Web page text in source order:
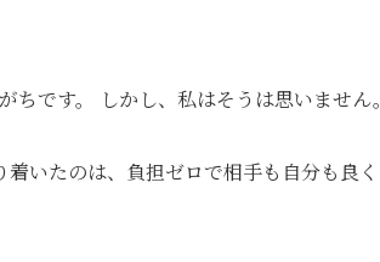
です。 しかし、私はそうは思いません。
いたのは、負担ゼロで相手も自分も良く